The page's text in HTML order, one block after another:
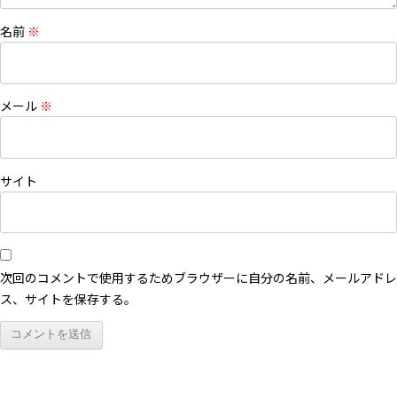
名前 ※
メール ※
サイト
次回のコメントで使用するためブラウザーに自分の名前、メールアドレ
ス、サイトを保存する。